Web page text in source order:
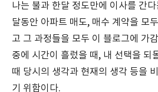
나는 불과 한달 정도만에 이사를 간
달동안 아파트 매도, 매수 계약을 모
고 그 과정들을 모두 이 블로그에 가
중에 시간이 흘렀을 때, 내 선택을 되
때 당시의 생각과 현재의 생각 등을
기 위함이다.